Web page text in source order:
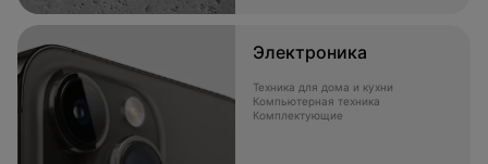
Электроника
Техника для дома и кухни
Компьютерная техника
Комплектующие